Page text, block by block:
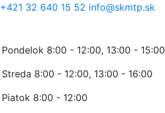
+421 32 640 15 52 info@skmtp.sk
Pondelok 8:00 - 12:00, 13:00 - 15:00
Streda 8:00 - 12:00, 13:00 - 16:00
Piatok 8:00 - 12:00